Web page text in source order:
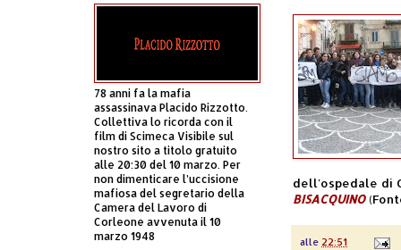
dell'ospedale di
BISACQUINO
alle 22:51
78 anni fa la mafia
assassinava Placido Rizzotto.
Collettiva lo ricorda con il
film di Scimeca Visibile sul
nostro sito a titolo gratuito
alle 20:30 del 10 marzo. Per
non dimenticare l’uccisione
mafiosa del segretario della
Camera del Lavoro di
Corleone avvenuta il 10
marzo 1948